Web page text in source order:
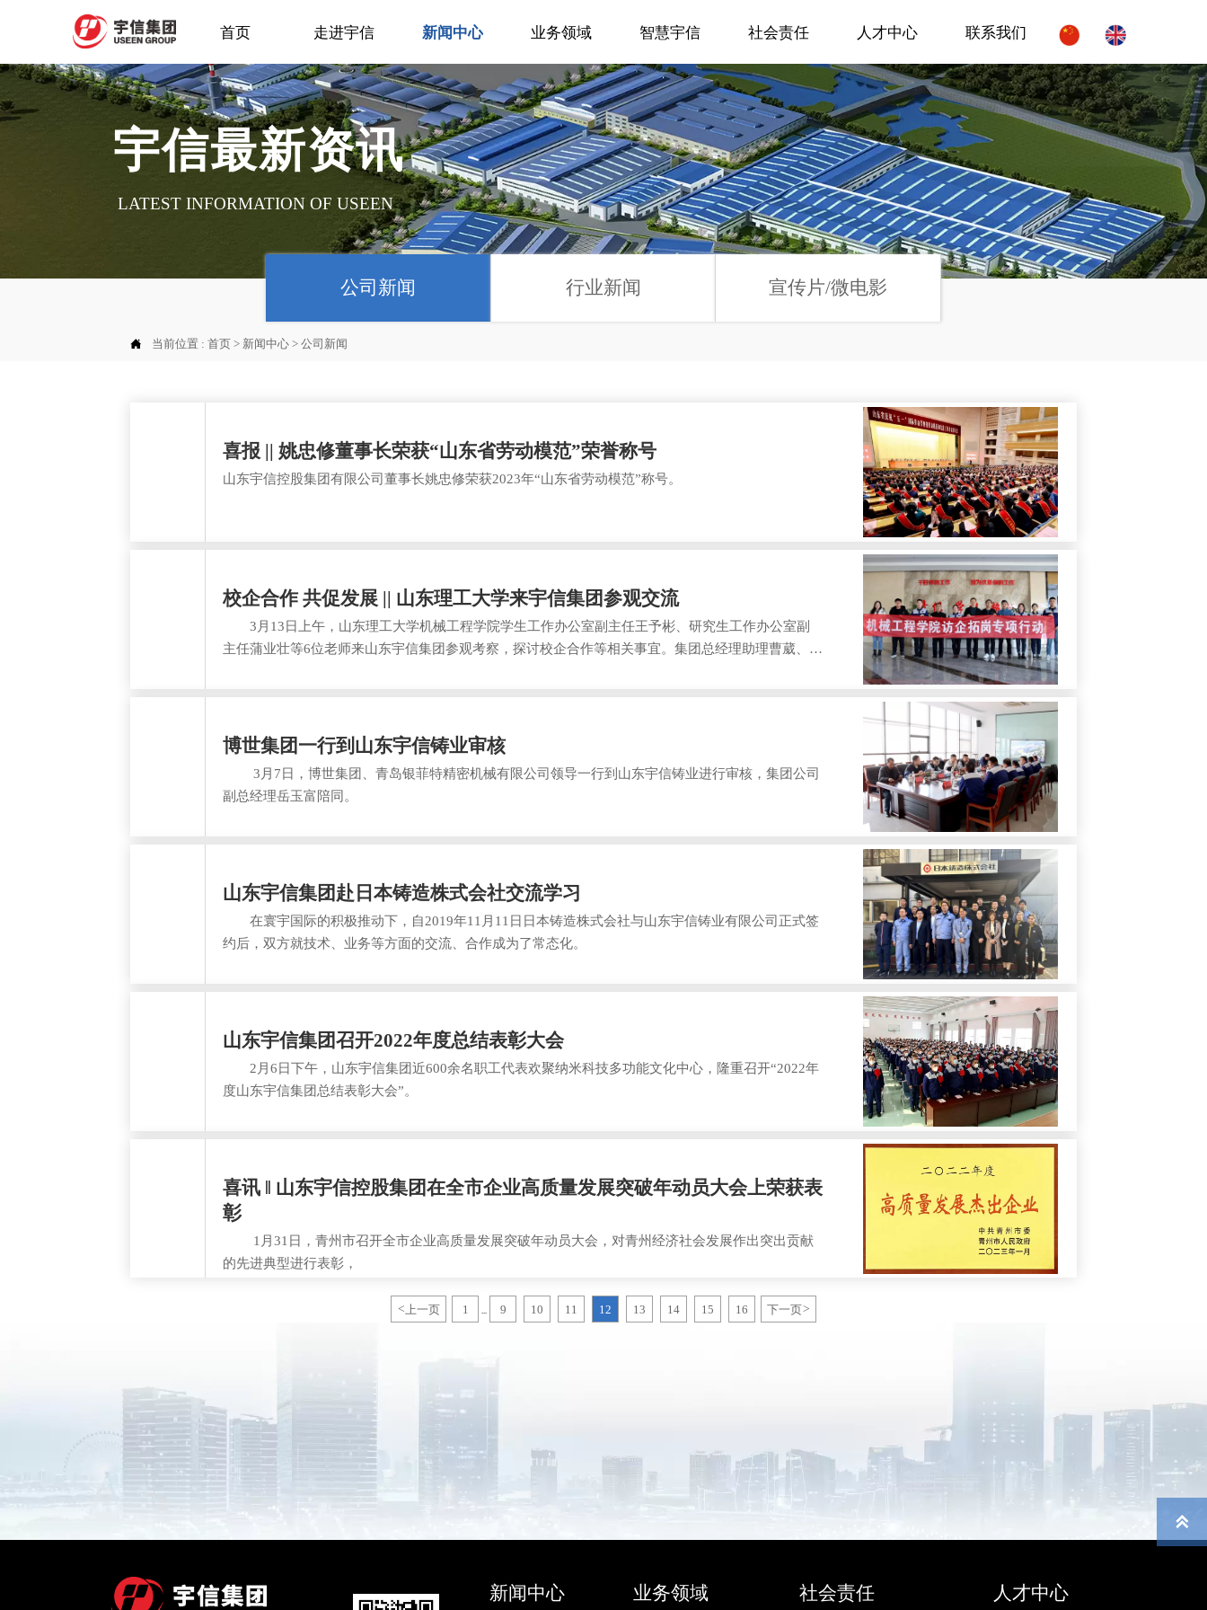
首页 走进宇信 新闻中心 业务领域 智慧宇信 社会责任 人才中心 联系我们
宇信最新资讯
LATEST INFORMATION OF USEEN
公司新闻 行业新闻 宣传片/微电影
 当前位置 :首页 > 新闻中心 >公司新闻
喜报 || 姚忠修董事长荣获“山东省劳动模范”荣誉称号
山东宇信控股集团有限公司董事长姚忠修荣获2023年“山东省劳动模范”称号。
校企合作 共促发展 || 山东理工大学来宇信集团参观交流
3月13日上午，山东理工大学机械工程学院学生工作办公室副主任王予彬、研究生工作办公室副
主任蒲业壮等6位老师来山东宇信集团参观考察，探讨校企合作等相关事宜。集团总经理助理曹葳、人
博世集团一行到山东宇信铸业审核
3月7日，博世集团、青岛银菲特精密机械有限公司领导一行到山东宇信铸业进行审核，集团公司
副总经理岳玉富陪同。
山东宇信集团赴日本铸造株式会社交流学习
在寰宇国际的积极推动下，自2019年11月11日日本铸造株式会社与山东宇信铸业有限公司正式签
约后，双方就技术、业务等方面的交流、合作成为了常态化。
山东宇信集团召开2022年度总结表彰大会
2月6日下午，山东宇信集团近600余名职工代表欢聚纳米科技多功能文化中心，隆重召开“2022年
度山东宇信集团总结表彰大会”。
喜讯 ‖ 山东宇信控股集团在全市企业高质量发展突破年动员大会上荣获表
彰
1月31日，青州市召开全市企业高质量发展突破年动员大会，对青州经济社会发展作出突出贡献
的先进典型进行表彰，
<上一页 1 ... 9 10 11 12 13 14 15 16 下一页>
新闻中心 业务领域 社会责任 人才中心
